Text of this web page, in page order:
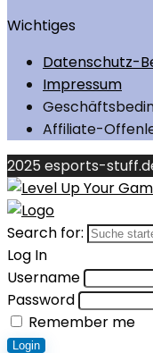
Wichtiges
Datenschutz-
Impressum
Affiliate-
2025 esports-
Search for:
Log In
Username
Password
Remember me
Login